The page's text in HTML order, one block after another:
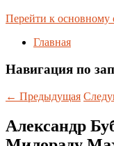
Перейти к
Главная
Навигация по
← Предыдущая
Александр